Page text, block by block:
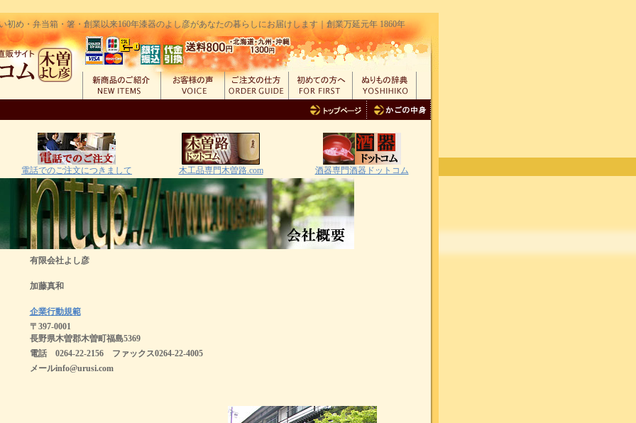
初め・弁当箱・箸・創業以来160年漆器のよし彦があなたの暮らしにお届けします｜創業万延元年 1860年
電話でのご注文につきまして 木工品専門木曽路.com 酒器専門酒器ドットコム
有限会社よし彦
加藤真和
企業行動規範
〒397-0001
長野県木曽郡木曽町福島5369
電話 0264-22-2156 ファックス0264-22-4005
メールinfo@urusi.com